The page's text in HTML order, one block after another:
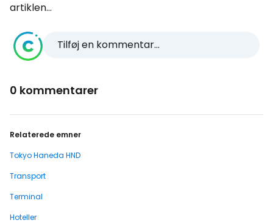
artiklen...
Tilføj en kommentar...
0 kommentarer
Relaterede emner
Tokyo Haneda HND
Transport
Terminal
Hoteller